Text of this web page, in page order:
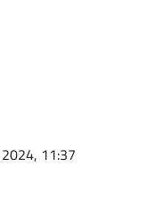
11:37